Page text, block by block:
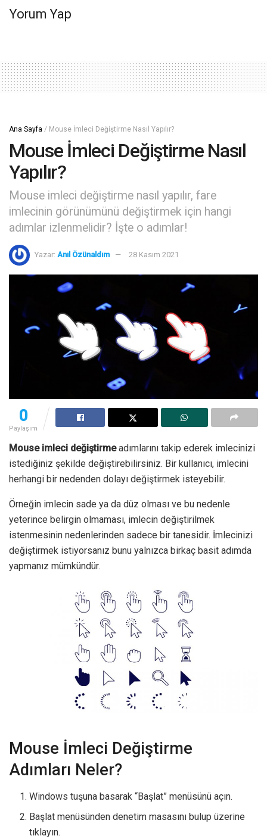
Yorum Yap
Ana Sayfa / Mouse İmleci Değiştirme Nasıl Yapılır?
Mouse İmleci Değiştirme Nasıl
Yapılır?
Mouse imleci değiştirme nasıl yapılır, fare
imlecinin görünümünü değiştirmek için hangi
adımlar izlenmelidir? İşte o adımlar!
Yazar: Anıl Özünaldım 28 Kasım 2021
0
Paylaşım
Mouse imleci değiştirmeadımlarını takip ederek imlecinizi
istediğiniz şekilde değiştirebilirsiniz. Bir kullanıcı, imlecini
herhangi bir nedenden dolayı değiştirmek isteyebilir.
Örneğin imlecin sade ya da düz olması ve bu nedenle
yeterince belirgin olmaması, imlecin değiştirilmek
istenmesinin nedenlerinden sadece bir tanesidir. İmlecinizi
değiştirmek istiyorsanız bunu yalnızca birkaç basit adımda
yapmanız mümkündür.
Mouse İmleci Değiştirme
Adımları Neler?
Windows tuşuna basarak “Başlat” menüsünü açın.
Başlat menüsünden denetim masasını bulup üzerine
tıklayın.